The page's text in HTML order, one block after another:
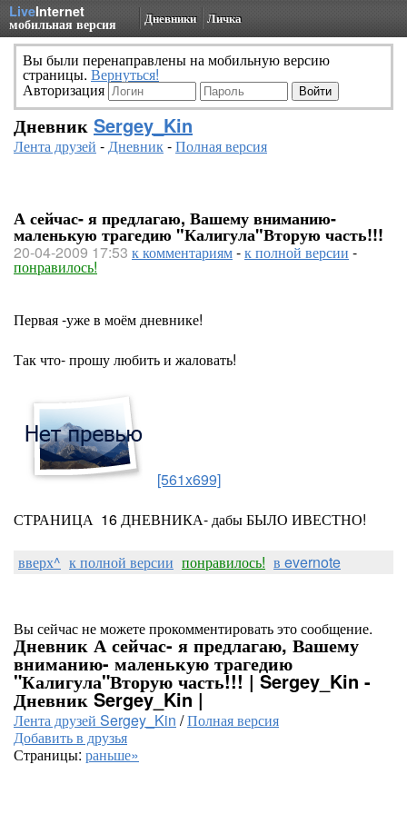
LiveInternet
мобильная версия Дневники Личка
Вы были перенаправлены на мобильную версию
страницы. Вернуться!
Авторизация
Дневник Sergey_Kin
Лента друзей -Дневник-Полная версия
А сейчас- я предлагаю, Вашему вниманию-
маленькую трагедию "Калигула"Вторую часть!!!
20-04-2009 17:53 к комментариям-к полной версии -
понравилось!
Первая -уже в моём дневнике!
Так что- прошу любить и жаловать!
[561x699]
СТРАНИЦА 16 ДНЕВНИКА- дабы БЫЛО ИВЕСТНО!
вверх^ к полной версии понравилось! в evernote
Вы сейчас не можете прокомментировать это сообщение.
Дневник А сейчас- я предлагаю, Вашему
вниманию- маленькую трагедию
"Калигула"Вторую часть!!! | Sergey_Kin -
Дневник Sergey_Kin |
Лента друзей Sergey_Kin /Полная версия
Добавить в друзья
Страницы: раньше»